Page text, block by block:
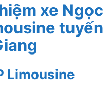
xe Ngọc
tuyến
Limousine